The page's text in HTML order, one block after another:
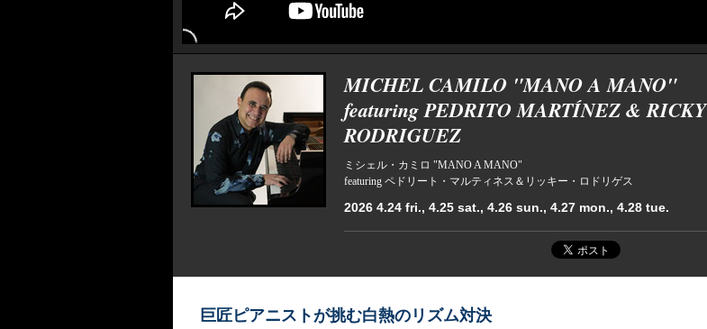
MICHEL CAMILO "MANO A MANO"
featuring PEDRITO MARTÍNEZ & RICKY
RODRIGUEZ
ミシェル・カミロ "MANO A MANO"
featuring ペドリート・マルティネス＆リッキー・ロドリゲス
2026 4.24 fri., 4.25 sat., 4.26 sun., 4.27 mon., 4.28 tue.
巨匠ピアニストが挑む白熱のリズム対決